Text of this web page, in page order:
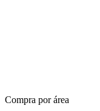
Compra por área